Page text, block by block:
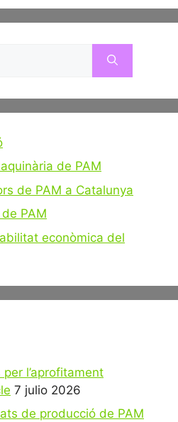
de PAM
de PAM a Catalunya
PAM
econòmica del
l’aprofitament
7 julio 2026
de producció de PAM